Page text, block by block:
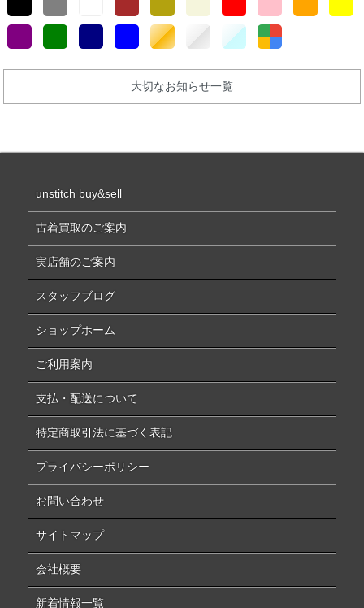
大切なお知らせ一覧
unstitch buy&sell
古着買取のご案内
実店舗のご案内
スタッフブログ
ショップホーム
ご利用案内
支払・配送について
特定商取引法に基づく表記
プライバシーポリシー
お問い合わせ
サイトマップ
会社概要
新着情報一覧